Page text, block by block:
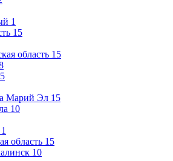
1
15
область 15
5
Марий Эл 15
10
1
область 15
10